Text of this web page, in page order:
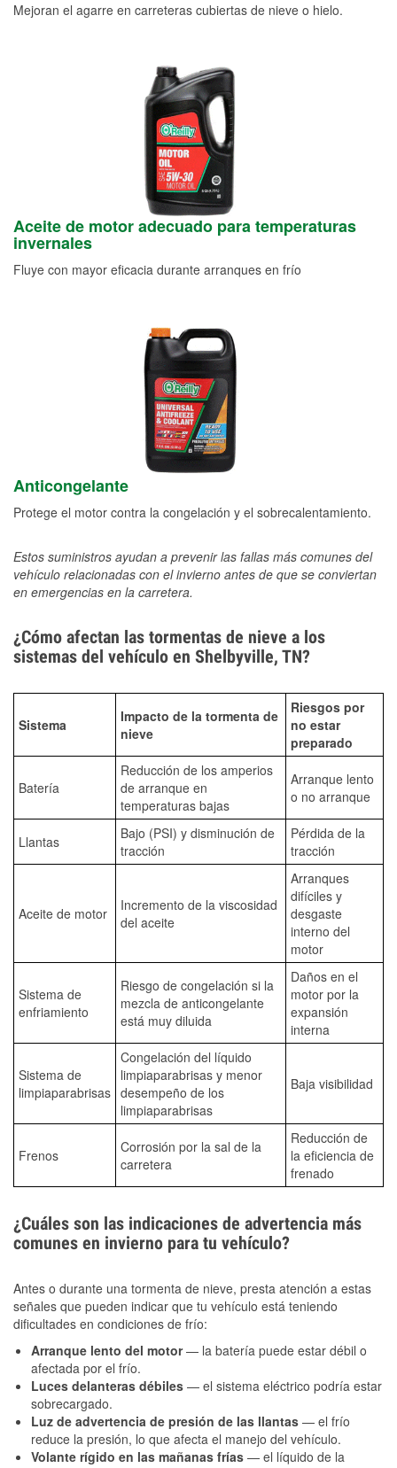
Mejoran el agarre en carreteras cubiertas de nieve o hielo.
Aceite de motor adecuado para temperaturas
invernales
Fluye con mayor eficacia durante arranques en frío
Anticongelante
Protege el motor contra la congelación y el sobrecalentamiento.
Estos suministros ayudan a prevenir las fallas más comunes del
vehículo relacionadas con el invierno antes de que se conviertan
en emergencias en la carretera.
¿Cómo afectan las tormentas de nieve a los
sistemas del vehículo en Shelbyville, TN?
Sistema
Impacto de la tormenta de
nieve
Riesgos por
no estar
preparado
Batería
Reducción de los amperios
de arranque en
temperaturas bajas
Arranque lento
o no arranque
Llantas
Bajo (PSI) y disminución de
tracción
Pérdida de la
tracción
Aceite de motor
Incremento de la viscosidad
del aceite
Arranques
difíciles y
desgaste
interno del
motor
Sistema de
enfriamiento
Riesgo de congelación si la
mezcla de anticongelante
está muy diluida
Daños en el
motor por la
expansión
interna
Sistema de
limpiaparabrisas
Congelación del líquido
limpiaparabrisas y menor
desempeño de los
limpiaparabrisas
Baja visibilidad
Frenos
Corrosión por la sal de la
carretera
Reducción de
la eficiencia de
frenado
¿Cuáles son las indicaciones de advertencia más
comunes en invierno para tu vehículo?
Antes o durante una tormenta de nieve, presta atención a estas
señales que pueden indicar que tu vehículo está teniendo
dificultades en condiciones de frío:
Arranque lento del motor— la batería puede estar débil o
afectada por el frío.
Luces delanteras débiles — el sistema eléctrico podría estar
sobrecargado.
Luz de advertencia de presión de las llantas — el frío
reduce la presión, lo que afecta el manejo del vehículo.
Volante rígido en las mañanas frías — el líquido de la